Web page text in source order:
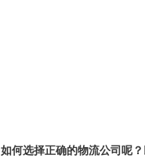
如何选择正确的物流公司呢？